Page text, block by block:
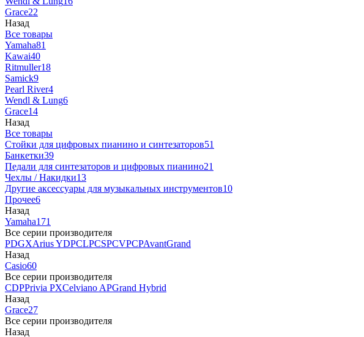
Grace22
Назад
Все товары
Yamaha81
Kawai40
Ritmuller18
Samick9
Pearl River4
Wendl & Lung6
Grace14
Назад
Все товары
Стойки для цифровых пианино и синтезаторов51
Банкетки39
Педали для синтезаторов и цифровых пианино21
Чехлы / Накидки13
Другие аксессуары для музыкальных инструментов10
Прочее6
Назад
Yamaha171
Все серии производителя
PDGXArius YDPCLPCSPCVPCPAvantGrand
Назад
Casio60
Все серии производителя
CDPPrivia PXCelviano APGrand Hybrid
Назад
Grace27
Все серии производителя
Назад